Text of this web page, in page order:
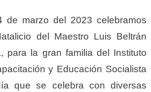
de marzo del 2023 celebramos
del Maestro Luis Beltrán
para la gran familia del Instituto
y Educación Socialista
que se celebra con diversas